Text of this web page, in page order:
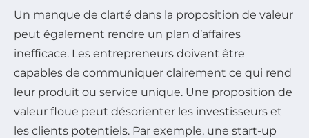
Un manque de clarté dans la proposition de valeur
peut également rendre un plan d’affaires
inefficace. Les entrepreneurs doivent être
capables de communiquer clairement ce qui rend
leur produit ou service unique. Une proposition de
valeur floue peut désorienter les investisseurs et
les clients potentiels. Par exemple, une start-up